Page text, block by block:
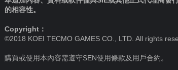
的相容性。
Copyright：
©2018 KOEI TECMO GAMES CO., LTD. All rights
購買或使用本內容需遵守SEN使用條款及用戶合約。